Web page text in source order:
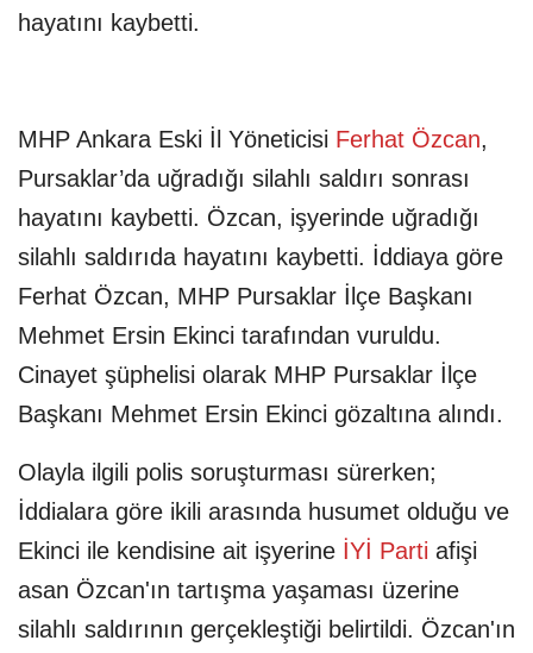
hayatını kaybetti.
MHP Ankara Eski İl Yöneticisi Ferhat Özcan,
Pursaklar’da uğradığı silahlı saldırı sonrası
hayatını kaybetti. Özcan, işyerinde uğradığı
silahlı saldırıda hayatını kaybetti. İddiaya göre
Ferhat Özcan, MHP Pursaklar İlçe Başkanı
Mehmet Ersin Ekinci tarafından vuruldu.
Cinayet şüphelisi olarak MHP Pursaklar İlçe
Başkanı Mehmet Ersin Ekinci gözaltına alındı.
Olayla ilgili polis soruşturması sürerken;
İddialara göre ikili arasında husumet olduğu ve
Ekinci ile kendisine ait işyerine İYİ Parti afişi
asan Özcan'ın tartışma yaşaması üzerine
silahlı saldırının gerçekleştiği belirtildi. Özcan'ın